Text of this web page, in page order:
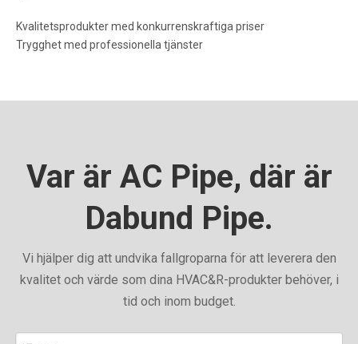
Kvalitetsprodukter med konkurrenskraftiga priser
Trygghet med professionella tjänster
Var är AC Pipe, där är
Dabund Pipe.
Vi hjälper dig att undvika fallgroparna för att leverera den
kvalitet och värde som dina HVAC&R-produkter behöver, i
tid och inom budget.